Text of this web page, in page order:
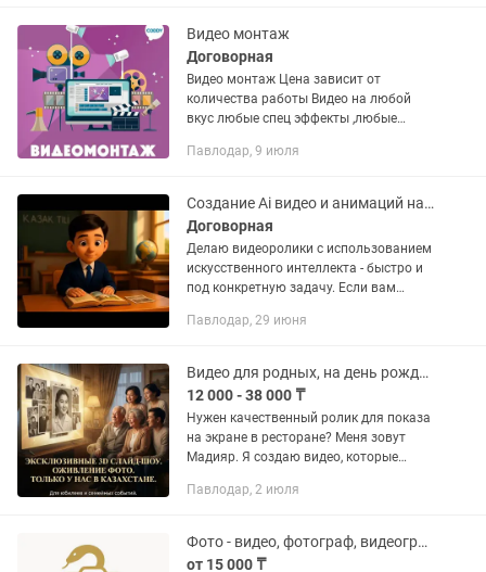
Видео монтаж
Договорная
Видео монтаж Цена зависит от
количества работы Видео на любой
вкус любые спец эффекты ,любые
по-вашему вкусу Материалы высылать
Павлодар, 9 июля
Создание Ai видео и анимаций на заказ
Договорная
Делаю видеоролики с использованием
искусственного интеллекта - быстро и
под конкретную задачу. Если вам
соцсетей или учебы - сделаю под ваш
Павлодар, 29 июня
Видео для родных, на день рождение
12 000 - 38 000 ₸
Нужен качественный ролик для показа
на экране в ресторане? Меня зовут
Мадияр. Я создаю видео, которые
«Биография»: Детство, юность, семья. •
Павлодар, 2 июля
Фото - видео, фотограф, видеограф, мобилограф.
от 15 000 ₸